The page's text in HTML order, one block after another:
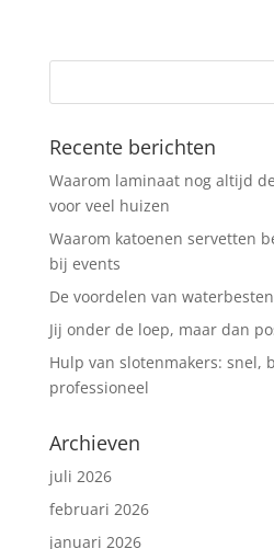
Recente berichten
Waarom laminaat nog altijd
voor veel huizen
Waarom katoenen servetten
bij events
De voordelen van
Jij onder de loep, maar dan
Hulp van slotenmakers: snel,
professioneel
Archieven
juli 2026
februari 2026
januari 2026